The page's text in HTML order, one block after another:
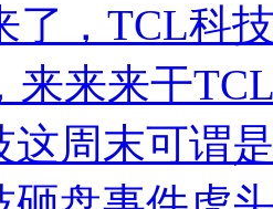
了，TCL科
来来来干
这周末可谓